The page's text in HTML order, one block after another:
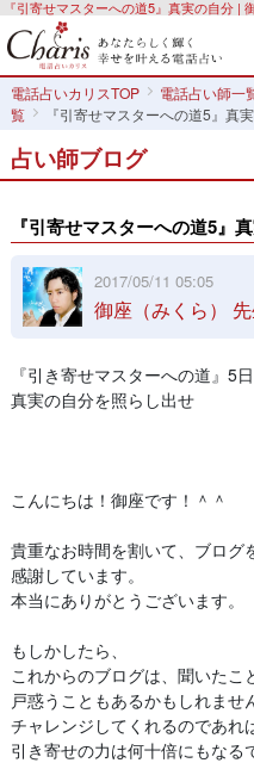
『引寄せマスターへの道5』真実の自分 |
電話占いカリスTOP 電話占い師一
覧
『引寄せマスターへの道5』真
占い師ブログ
『引寄せマスターへの道5』
2017/05/11 05:05
御座（みくら）
『引き寄せマスターへの道』5
真実の自分を照らし出せ
こんにちは！御座です！＾＾
貴重なお時間を割いて、ブログ
感謝しています。
本当にありがとうございます。
もしかしたら、
これからのブログは、聞いたこ
戸惑うこともあるかもしれませ
チャレンジしてくれるのであれば
引き寄せの力は何十倍にもなる